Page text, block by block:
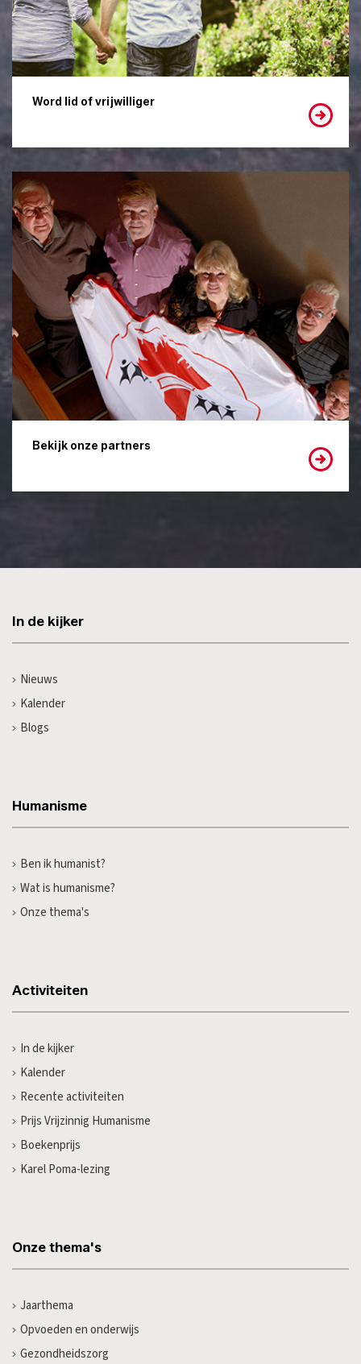
Word lid of vrijwilliger
Bekijk onze partners
In de kijker
Nieuws
Kalender
Blogs
Humanisme
Ben ik humanist?
Wat is humanisme?
Onze thema's
Activiteiten
In de kijker
Kalender
Recente activiteiten
Prijs Vrijzinnig Humanisme
Boekenprijs
Karel Poma-lezing
Onze thema's
Jaarthema
Opvoeden en onderwijs
Gezondheidszorg